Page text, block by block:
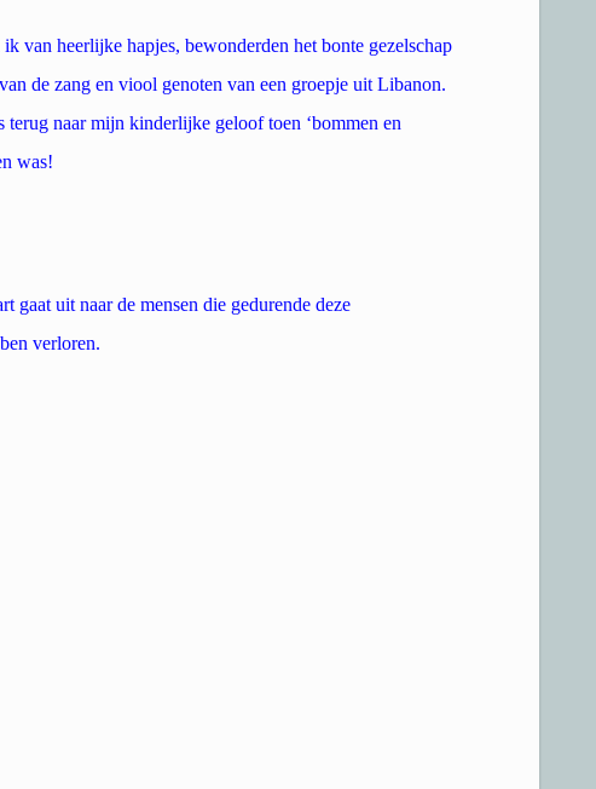
van heerlijke hapjes, bewonderden het bonte gezelschap
de zang en viool genoten van een groepje uit Libanon.
naar mijn kinderlijke geloof toen ‘bommen en
was!
gaat uit naar de mensen die gedurende deze
verloren.